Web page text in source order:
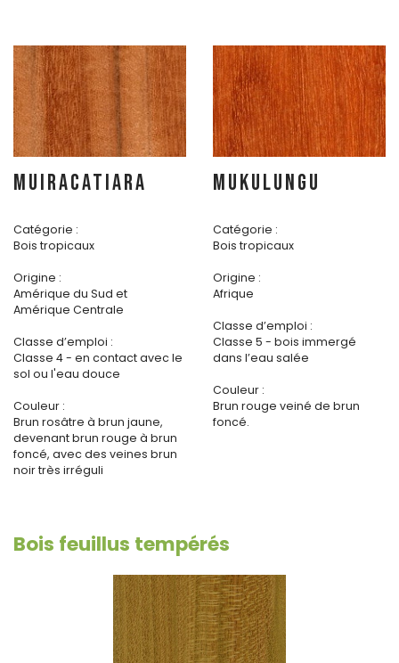
MUIRACATIARA
Catégorie :
Bois tropicaux
Origine :
Amérique du Sud et
Amérique Centrale
Classe d’emploi :
Classe 4 - en contact avec le
sol ou l'eau douce
Couleur :
Brun rosâtre à brun jaune,
devenant brun rouge à brun
foncé, avec des veines brun
noir très irréguli
MUKULUNGU
Catégorie :
Bois tropicaux
Origine :
Afrique
Classe d’emploi :
Classe 5 - bois immergé
dans l’eau salée
Couleur :
Brun rouge veiné de brun
foncé.
Bois feuillus tempérés